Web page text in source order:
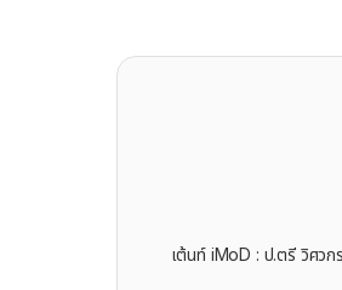
เต้นท์ iMoD : ป.ตรี วิศว